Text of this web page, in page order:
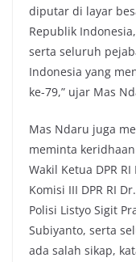
diputar di layar
Republik
serta seluruh
Indonesia yang
ke-79,” ujar Mas
Mas Ndaru juga
meminta
Wakil Ketua DPR
Komisi III DPR RI
Polisi Listyo Sigit
Subiyanto, serta
ada salah sikap,